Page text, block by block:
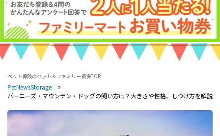
ペット保険のペット＆ファミリー損保TOP
PetNewsStorage
バーニーズ・マウンテン・ドッグの飼い方は？大きさや性格、しつけ方を解説